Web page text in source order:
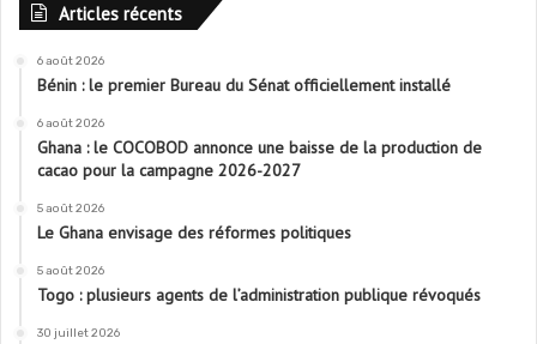
Articles récents
6 août 2026
Bénin : le premier Bureau du Sénat officiellement installé
6 août 2026
Ghana : le COCOBOD annonce une baisse de la production de
cacao pour la campagne 2026-2027
5 août 2026
Le Ghana envisage des réformes politiques
5 août 2026
Togo : plusieurs agents de l’administration publique révoqués
30 juillet 2026